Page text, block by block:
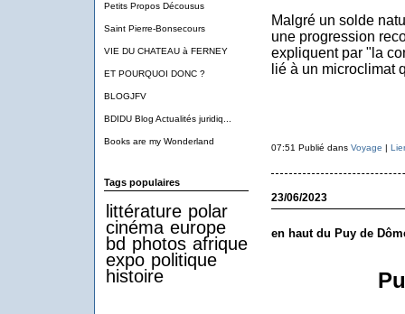
Petits Propos Décousus
Saint Pierre-Bonsecours
VIE DU CHATEAU à FERNEY
ET POURQUOI DONC ?
BLOGJFV
BDIDU Blog Actualités juridiq...
Books are my Wonderland
Tags populaires
littérature polar
cinéma europe
bd photos afrique
expo politique
histoire
Malgré un solde
une progression
expliquent par "la
lié à un microclimat
07:51 Publié dans Voyage |
23/06/2023
en haut du Puy de